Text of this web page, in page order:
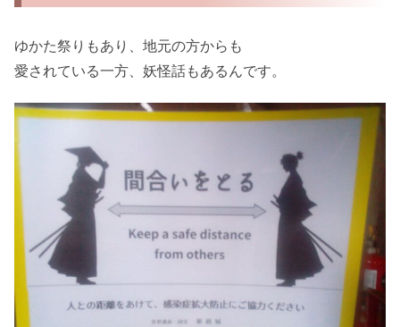
ゆかた祭りもあり、地元の方からも
愛されている一方、妖怪話もあるんです。